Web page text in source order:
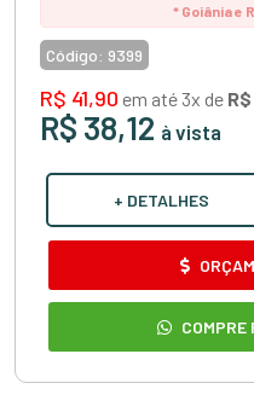
* Goiânia e
Código: 9399
R$ 41,90 em até 3x de
R$ 38,12 à vista
+ DETALHES
COMPRE